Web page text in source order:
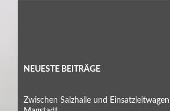
NEUESTE BEITRÄGE
Zwischen Salzhalle und